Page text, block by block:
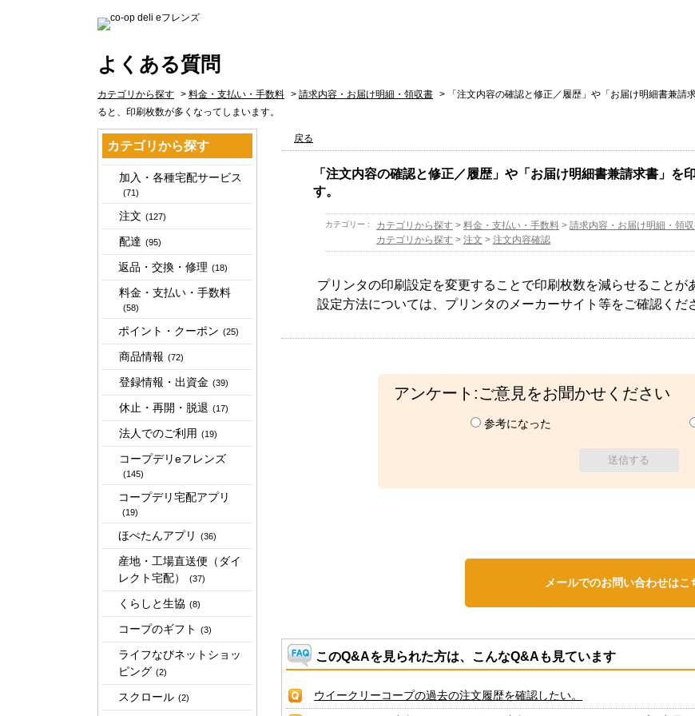
よくある質問
カテゴリから探す > 料金・支払い・手数料 > 請求内容・お届け明細・領収書 >
「注文内容の確認と修正／履歴」や「お届け明細書兼請
ると、印刷枚数が多くなってしまいます。
カテゴリから探す
加入・各種宅配サービス
(71)
注文 (127)
配達 (95)
返品・交換・修理 (18)
料金・支払い・手数料
(58)
ポイント・クーポン (25)
商品情報 (72)
登録情報・出資金 (39)
休止・再開・脱退 (17)
法人でのご利用 (19)
コープデリeフレンズ
(145)
コープデリ宅配アプリ
(19)
ほぺたんアプリ (36)
産地・工場直送便（ダイ
レクト宅配）
(37)
くらしと生協 (8)
コープのギフト (3)
ライフなびネットショッ
ピング (2)
スクロール (2)
戻る
「注文内容の確認と修正／履歴」や「お届け明細書兼請求書」を
す。
カテゴリー : カテゴリから探す > 料金・支払い・手数料 > 請求内容・お届け明細・領
カテゴリから探す > 注文 > 注文内容確認
プリンタの印刷設定を変更することで印刷枚数を減らせることが
設定方法については、プリンタのメーカーサイト等をご確認くだ
アンケート:ご意見をお聞かせください
参考になった
メールでのお問い合わせはこ
このQ&Aを見られた方は、こんなQ&Aも見ています
ウイークリーコープの過去の注文履歴を確認したい。